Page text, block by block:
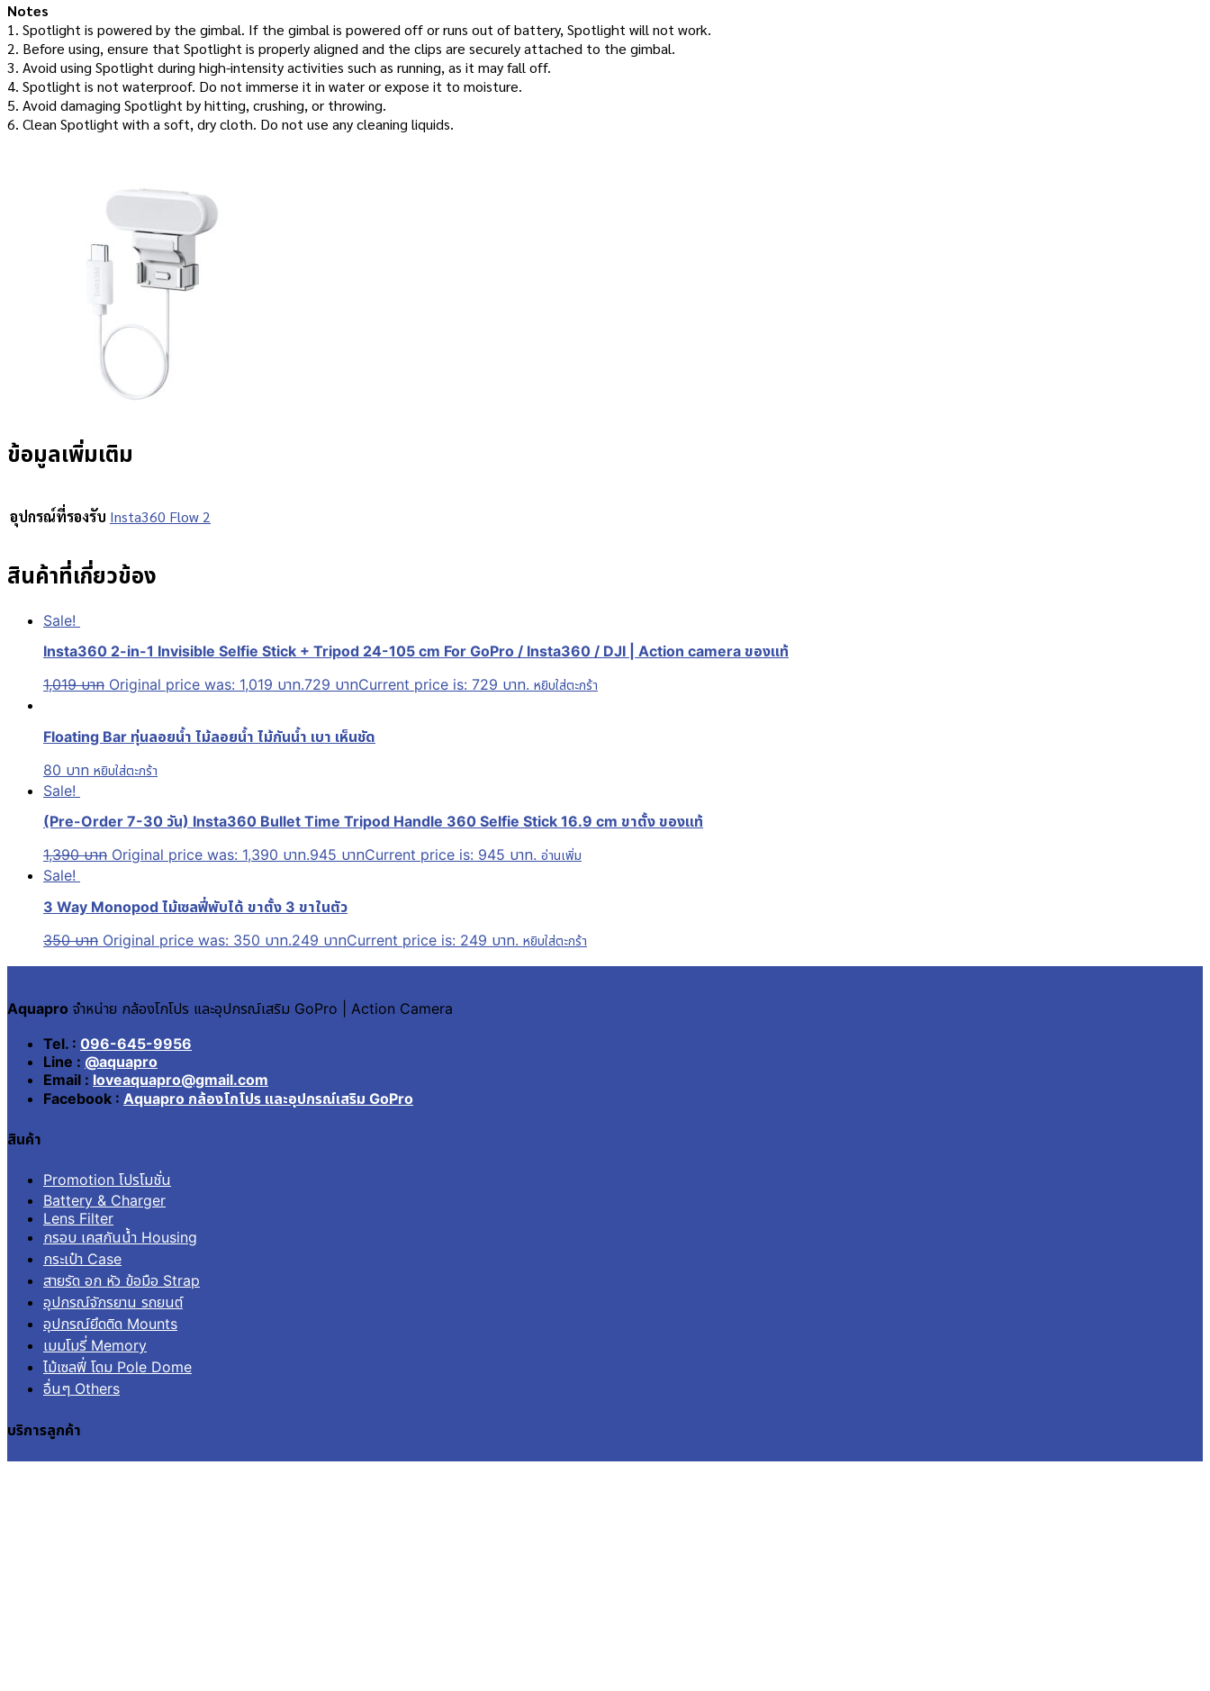
Notes
1. Spotlight is powered by the gimbal. If the gimbal is powered off or runs out of battery, Spotlight will not work.
2. Before using, ensure that Spotlight is properly aligned and the clips are securely attached to the gimbal.
3. Avoid using Spotlight during high-intensity activities such as running, as it may fall off.
4. Spotlight is not waterproof. Do not immerse it in water or expose it to moisture.
5. Avoid damaging Spotlight by hitting, crushing, or throwing.
6. Clean Spotlight with a soft, dry cloth. Do not use any cleaning liquids.
ข้อมูลเพิ่มเติม
อุปกรณ์ที่รองรับ Insta360 Flow 2
สินค้าที่เกี่ยวข้อง
Sale!
Insta360 2-in-1 Invisible Selfie Stick + Tripod 24-105 cm For GoPro / Insta360 / DJI | Action camera ของแท้
1,019บาท Original price was: 1,019 บาท.729 บาทCurrent price is: 729 บาท. หยิบใส่ตะกร้า
Floating Bar ทุ่นลอยน้ำ ไม้ลอยน้ำ ไม้กันน้ำ เบา เห็นชัด
80 บาท หยิบใส่ตะกร้า
Sale!
(Pre-Order 7-30 วัน) Insta360 Bullet Time Tripod Handle 360 Selfie Stick 16.9 cm ขาตั้ง ของแท้
1,390บาท Original price was: 1,390 บาท.945 บาทCurrent price is: 945 บาท. อ่านเพิ่ม
Sale!
3 Way Monopod ไม้เซลฟี่พับได้ ขาตั้ง 3 ขาในตัว
350บาท Original price was: 350 บาท.249 บาทCurrent price is: 249 บาท. หยิบใส่ตะกร้า
Aquapro จำหน่าย กล้องโกโปร และอุปกรณ์เสริม GoPro | Action Camera
Tel. : 096-645-9956
Line : @aquapro
Email : loveaquapro@gmail.com
Facebook : Aquapro กล้องโกโปร และอุปกรณ์เสริม GoPro
สินค้า
Promotion โปรโมชั่น
Battery & Charger
Lens Filter
กรอบ เคสกันน้ำ Housing
กระเป๋า Case
สายรัด อก หัว ข้อมือ Strap
อุปกรณ์จักรยาน รถยนต์
อุปกรณ์ยึดติด Mounts
เมมโมรี่ Memory
ไม้เซลฟี่ โดม Pole Dome
อื่นๆ Others
บริการลูกค้า